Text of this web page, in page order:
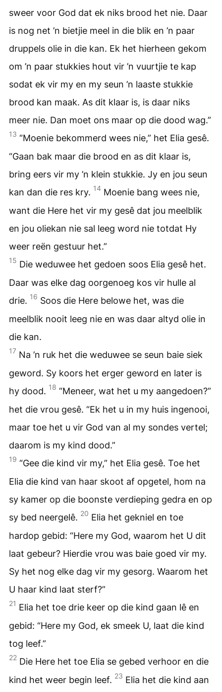
sweer voor God dat ek niks brood het nie. Daar
is nog net ’n bietjie meel in die blik en ’n paar
druppels olie in die kan. Ek het hierheen gekom
om ’n paar stukkies hout vir ’n vuurtjie te kap
sodat ek vir my en my seun ’n laaste stukkie
brood kan maak. As dit klaar is, is daar niks
meer nie. Dan moet ons maar op die dood wag.”
13 “Moenie bekommerd wees nie,” het Elia gesê.
“Gaan bak maar die brood en as dit klaar is,
bring eers vir my ’n klein stukkie. Jy en jou seun
kan dan die res kry. 14 Moenie bang wees nie,
want die Here het vir my gesê dat jou meelblik
en jou oliekan nie sal leeg word nie totdat Hy
weer reën gestuur het.”
15 Die weduwee het gedoen soos Elia gesê het.
Daar was elke dag oorgenoeg kos vir hulle al
drie. 16 Soos die Here belowe het, was die
meelblik nooit leeg nie en was daar altyd olie in
die kan.
17 Na ’n ruk het die weduwee se seun baie siek
geword. Sy koors het erger geword en later is
hy dood. 18 “Meneer, wat het u my aangedoen?”
het die vrou gesê. “Ek het u in my huis ingenooi,
maar toe het u vir God van al my sondes vertel;
daarom is my kind dood.”
19 “Gee die kind vir my,” het Elia gesê. Toe het
Elia die kind van haar skoot af opgetel, hom na
sy kamer op die boonste verdieping gedra en op
sy bed neergelê. 20 Elia het gekniel en toe
hardop gebid: “Here my God, waarom het U dit
laat gebeur? Hierdie vrou was baie goed vir my.
Sy het nog elke dag vir my gesorg. Waarom het
U haar kind laat sterf?”
21 Elia het toe drie keer op die kind gaan lê en
gebid: “Here my God, ek smeek U, laat die kind
tog leef.”
22 Die Here het toe Elia se gebed verhoor en die
kind het weer begin leef. 23 Elia het die kind aan